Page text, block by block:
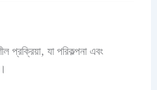
প্রক্রিয়া, যা পরিকল্পনা এবং